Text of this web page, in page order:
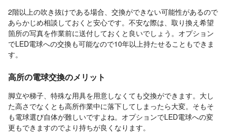
2階以上の吹き抜けである場合、交換ができない可能性があるので
あらかじめ相談しておくと安心です。不安な際は、取り換え希望
箇所の写真を作業前に送付しておくと良いでしょう。オプション
でLED電球への交換も可能なので10年以上持たせることもできま
す。
高所の電球交換のメリット
脚立や梯子、特殊な用具を用意しなくても交換ができます。大し
た高さでなくとも高所作業中に落下してしまったら大変。そもそ
も電球選び自体が難しいですよね。オプションでLED電球への変
更もできますのでより持ちが良くなります。